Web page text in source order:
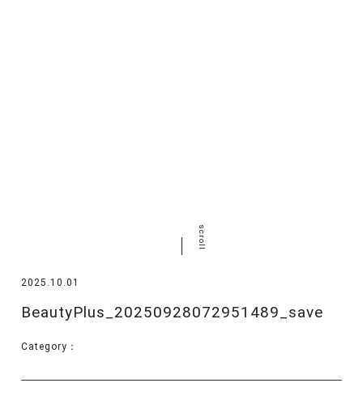
scroll
2025.10.01
BeautyPlus_20250928072951489_save
Category：